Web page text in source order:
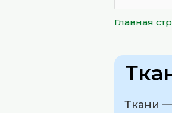
Главная
Ткани